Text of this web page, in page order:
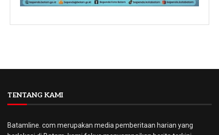
TENTANG KAMI
Batamline. com merupakan media pemberitaan harian yang